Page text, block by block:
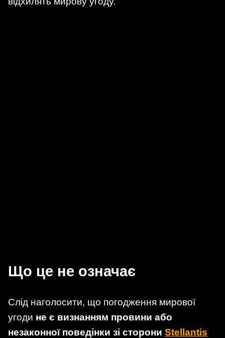
Що це не означає
Слід наголосити, що погодження мирової
угоди не є визнанням провини або
незаконної поведінки зі сторони Stellantis